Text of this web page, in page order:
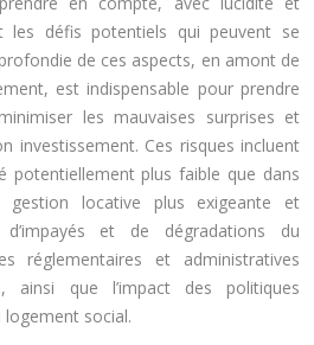
les défis potentiels qui peuvent se
de ces aspects, en amont de
est indispensable pour prendre
les mauvaises surprises et
investissement. Ces risques incluent
potentiellement plus faible que dans
locative plus exigeante et
et de dégradations du
réglementaires et administratives
ainsi que l’impact des politiques
logement social.